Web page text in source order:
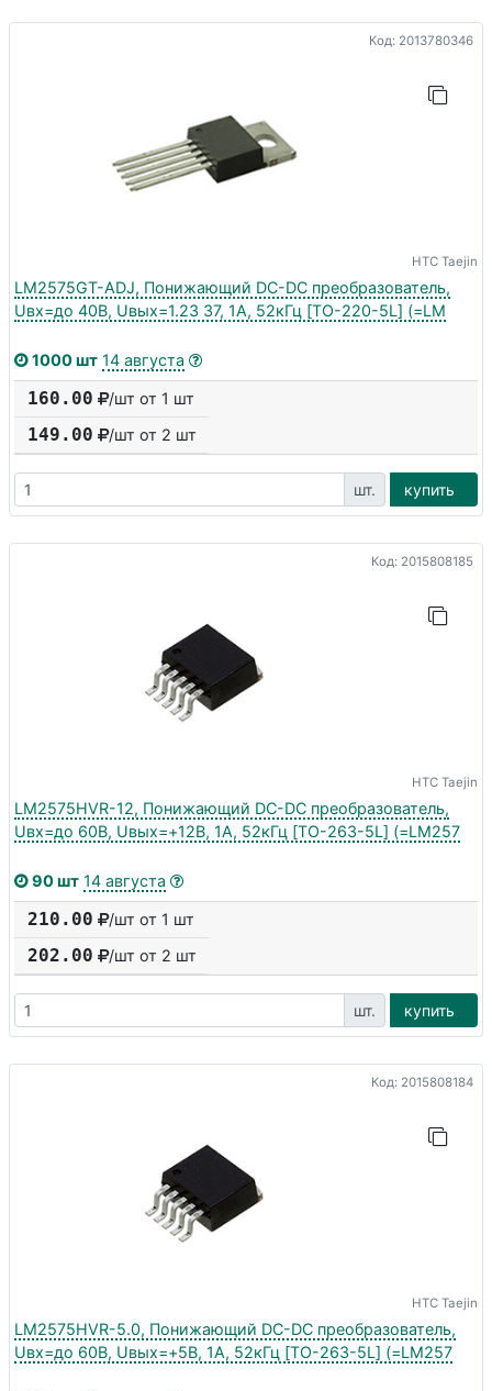
Код: 2013780346
HTC Taejin
LM2575GT-ADJ, Понижающий DC-DC преобразователь,
Uвх=до 40В, Uвых=1.23 37, 1А, 52кГц [TO-220-5L] (=LM
1000 шт 14 августа
160.00 /шт от 1 шт
149.00 /шт от 2 шт
шт. купить
Код: 2015808185
HTC Taejin
LM2575HVR-12, Понижающий DC-DC преобразователь,
Uвх=до 60В, Uвых=+12В, 1А, 52кГц [TO-263-5L] (=LM257
90 шт 14 августа
210.00 /шт от 1 шт
202.00 /шт от 2 шт
шт. купить
Код: 2015808184
HTC Taejin
LM2575HVR-5.0, Понижающий DC-DC преобразователь,
Uвх=до 60В, Uвых=+5В, 1А, 52кГц [TO-263-5L] (=LM257